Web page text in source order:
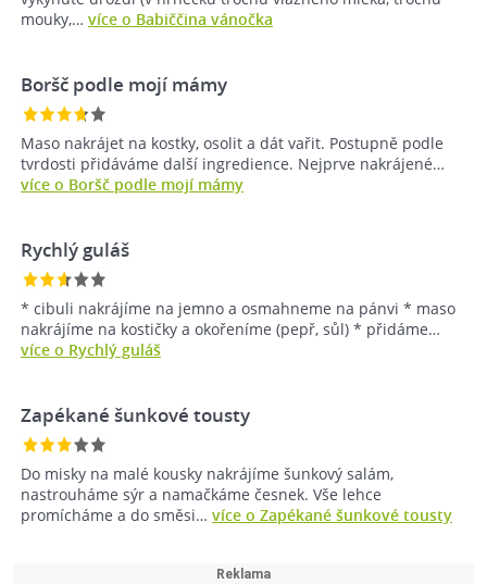
mouky,… více o Babiččina vánočka
Boršč podle mojí mámy
Maso nakrájet na kostky, osolit a dát vařit. Postupně podle
tvrdosti přidáváme další ingredience. Nejprve nakrájené…
více o Boršč podle mojí mámy
Rychlý guláš
* cibuli nakrájíme na jemno a osmahneme na pánvi * maso
nakrájíme na kostičky a okořeníme (pepř, sůl) * přidáme…
více o Rychlý guláš
Zapékané šunkové tousty
Do misky na malé kousky nakrájíme šunkový salám,
nastrouháme sýr a namačkáme česnek. Vše lehce
promícháme a do směsi… více o Zapékané šunkové tousty